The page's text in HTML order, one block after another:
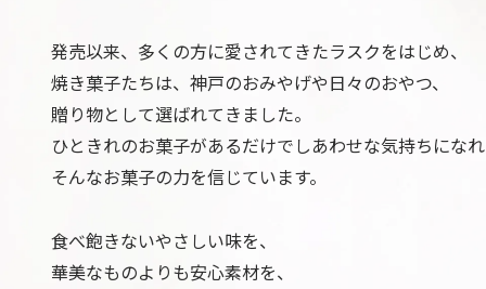
発売以来、多くの方に愛されてきたラスクをはじめ、
焼き菓子たちは、 神戸のおみやげや日々のおやつ、
贈り物として選ばれてきました。
ひときれのお菓子があるだけで しあわせな気持ちにな
そんなお菓子の力を信じています。
食べ飽きないやさしい味を、
華美なものよりも安心素材を、